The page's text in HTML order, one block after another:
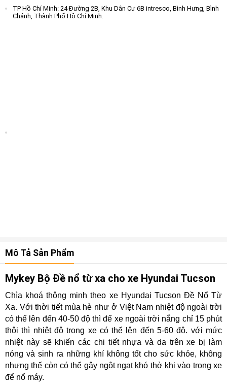
TP Hồ Chí Minh: 24 Đường 2B, Khu Dân Cư 6B intresco, Bình Hưng, Bình
Chánh, Thành Phố Hồ Chí Minh.
Mô Tả Sản Phẩm
Mykey Bộ Đề nổ từ xa cho xe Hyundai Tucson
Chìa khoá thông minh theo xe Hyundai Tucson Đề Nổ Từ
Xa. Với thời tiết mùa hè như ở Việt Nam nhiệt độ ngoài trời
có thể lên đến 40-50 độ thì để xe ngoài trời nắng chỉ 15 phút
thôi thì nhiệt độ trong xe có thể lên đến 5-60 độ. với mức
nhiệt này sẽ khiến các chi tiết nhựa và da trên xe bị làm
nóng và sinh ra những khí không tốt cho sức khỏe, không
nhưng thế còn có thể gây ngột ngạt khó thở khi vào trong xe
để nổ máy.